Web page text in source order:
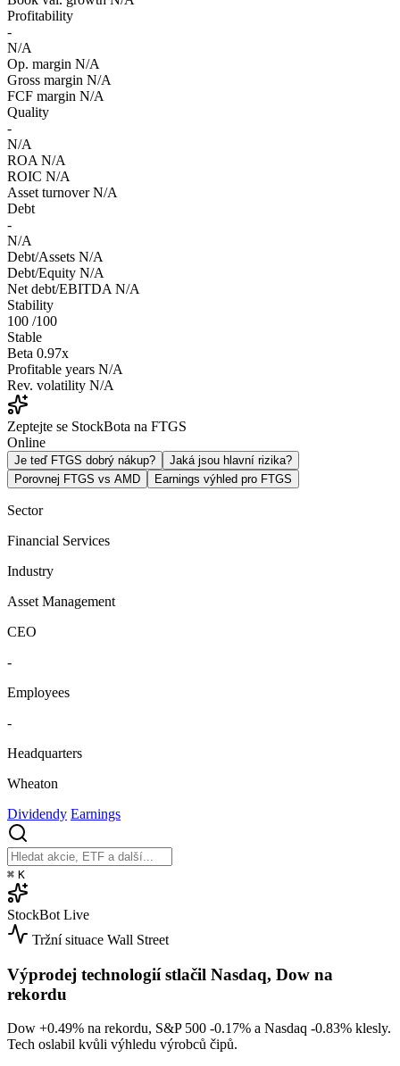
Profitability
-
N/A
Op. margin N/A
Gross margin N/A
FCF margin N/A
Quality
-
N/A
ROA N/A
ROIC N/A
Asset turnover N/A
Debt
-
N/A
Debt/Assets N/A
Debt/Equity N/A
Net debt/EBITDA N/A
Stability
100 /100
Stable
Beta 0.97x
Profitable years N/A
Rev. volatility N/A
Zeptejte se StockBota na FTGS
Online
Je teď FTGS dobrý nákup?
Jaká jsou hlavní rizika?
Porovnej FTGS vs AMD
Earnings výhled pro FTGS
Sector
Financial Services
Industry
Asset Management
CEO
-
Employees
-
Headquarters
Wheaton
Dividendy Earnings
⌘ K
StockBot Live
Tržní situace Wall Street
Výprodej technologií stlačil Nasdaq, Dow na
rekordu
Dow +0.49% na rekordu, S&P 500 -0.17% a Nasdaq -0.83% klesly.
Tech oslabil kvůli výhledu výrobců čipů.